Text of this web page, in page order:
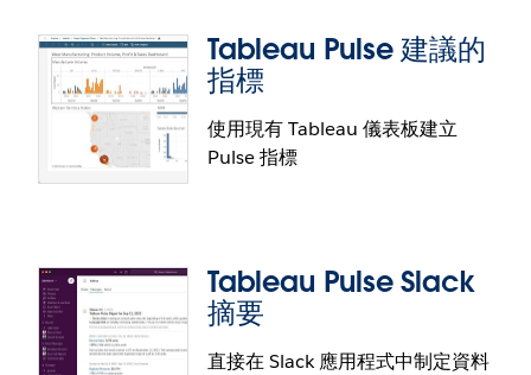
追蹤的指標自動偵測驅動因素、趨勢、貢獻因素及極
端值。該平台會主動指出您關心的變更。此功能使用
自然語言並支援視覺化詮釋，透過對話介面主動為使
用者提供引導式問題，逐步揭露業務見解。
Tableau Pulse 指標層
指標，並加上實際業務情境資訊。可重複使用指標來
解決無數種使用案例，並在組織中維持一致性。
Tableau Pulse 建議的
指標
使用現有 Tableau 儀表板建立
Pulse 指標
Tableau Pulse Slack
摘要
直接在 Slack 應用程式中制定資料